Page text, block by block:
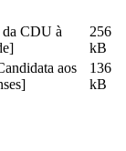
da CDU à
256
kB
aos
136
kB